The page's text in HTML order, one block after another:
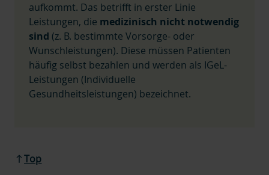
aufkommt. Das betrifft in erster Linie
Leistungen, die medizinisch nicht notwendig
sind (z. B. bestimmte Vorsorge- oder
Wunschleistungen). Diese müssen Patienten
häufig selbst bezahlen und werden als IGeL-
Leistungen (Individuelle
Gesundheitsleistungen) bezeichnet.
Top